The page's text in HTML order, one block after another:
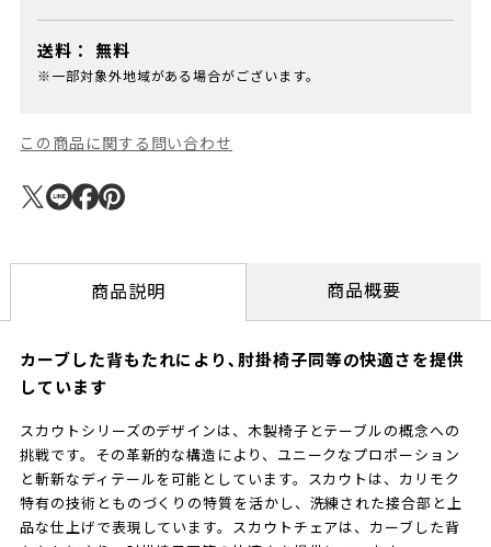
送料： 無料
※一部対象外地域がある場合がございます。
この商品に関する問い合わせ
商品説明 商品概要
カーブした背もたれにより､肘掛椅子同等の快適さを提供
しています
スカウトシリーズのデザインは、木製椅子とテーブルの概念への
挑戦です。その革新的な構造により、ユニークなプロポーション
と斬新なディテールを可能としています。スカウトは、カリモク
特有の技術とものづくりの特質を活かし、洗練された接合部と上
品な仕上げで表現しています。スカウトチェアは、カーブした背